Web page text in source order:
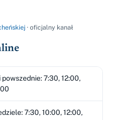
· oficjalny kanał
powszednie: 7:30, 12:00,
7:30, 10:00, 12:00,